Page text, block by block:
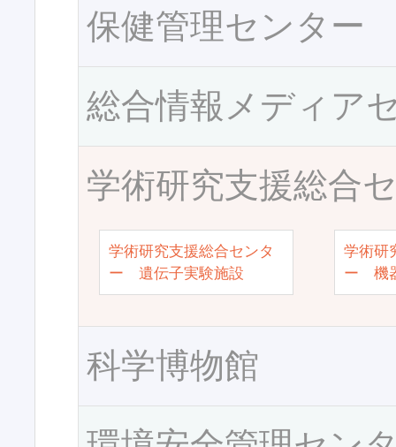
保健管理センター
総合情報メディア
学術研究支援総合
学術研究支援総合センタ
ー 遺伝子実験施設
学術研
ー 機
科学博物館